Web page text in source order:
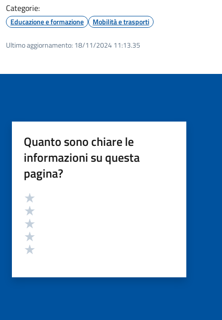
Categorie:
Educazione e formazione Mobilità e trasporti
Ultimo aggiornamento: 18/11/2024 11:13.35
Quanto sono chiare le
informazioni su questa
pagina?
Valutazione